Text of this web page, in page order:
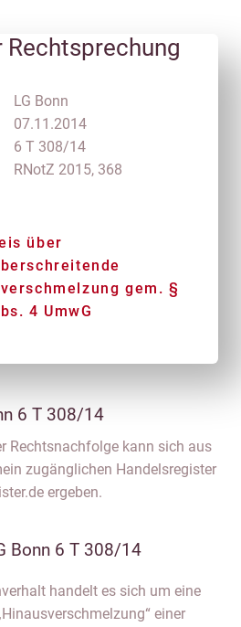
Rechtsprechung
LG Bonn
07.11.2014
6 T 308/14
RNotZ 2015, 368
über
gem. §
4 UmwG
6 T 308/14
Rechtsnachfolge kann sich aus
zugänglichen Handelsregister
ergeben.
Bonn 6 T 308/14
handelt es sich um eine
einer